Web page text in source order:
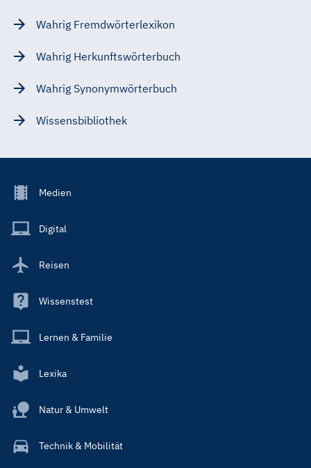
Wahrig Fremdwörterlexikon
Wahrig Herkunftswörterbuch
Wahrig Synonymwörterbuch
Wissensbibliothek
Footer
Main
Medien
Digital
Reisen
Wissenstest
Lernen & Familie
Lexika
Natur & Umwelt
Technik & Mobilität